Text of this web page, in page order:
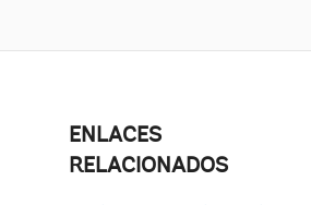
ENLACES
RELACIONADOS